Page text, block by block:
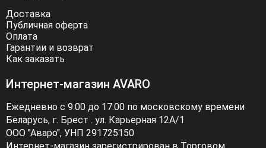
Доставка
Публичная оферта
Оплата
Гарантии и возврат
Как заказать
Интернет-магазин AVARO
Ежедневно с 9.00 до 17.00 по московскому времени
Беларусь, г. Брест . ул. Карьерная 12А/1
ООО "Аваро", УНП 291725150